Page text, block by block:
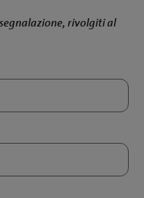
segnalazione, rivolgiti al